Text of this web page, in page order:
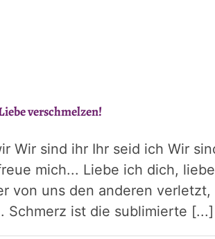
verschmelzen!
Wir sind ihr Ihr seid ich Wir
mich... Liebe ich dich,
von uns den anderen
Schmerz ist die sublimierte [...]